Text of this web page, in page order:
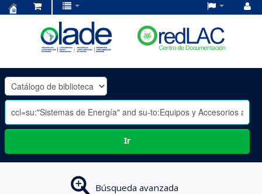
OLADE
-
Ir
Búsqueda avanzada